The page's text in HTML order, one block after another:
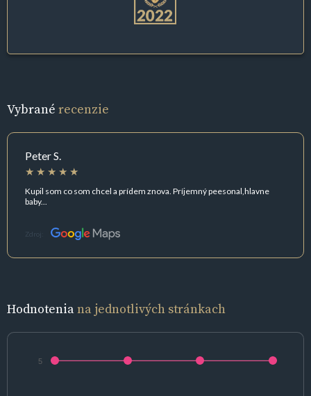
Vybrané recenzie
Peter S.
Kupil som co som chcel a prídem znova. Príjemný peesonal,hlavne
baby...
Zdroj:
Hodnoteniana jednotlivých stránkach
5